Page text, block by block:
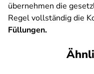
übernehmen die
Regel vollständig die
Füllungen.